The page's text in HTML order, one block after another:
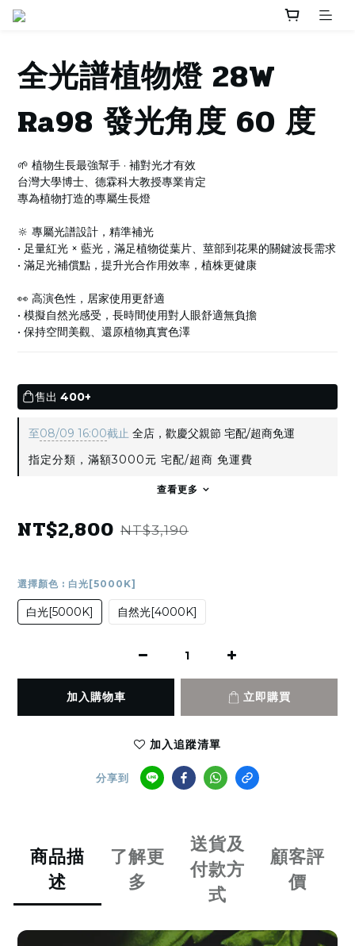
全光譜植物燈 28W
Ra98 發光角度 60 度
🌱 植物生長最強幫手 · 補對光才有效
台灣大學博士、德霖科大教授專業肯定
專為植物打造的專屬生長燈
🔆 專屬光譜設計，精準補光
• 足量紅光 × 藍光，滿足植物從葉片、莖部到花果的關鍵波長需求
• 滿足光補償點，提升光合作用效率，植株更健康
👀 高演色性，居家使用更舒適
• 模擬自然光感受，長時間使用對人眼舒適無負擔
• 保持空間美觀、還原植物真實色澤
售出 400+
至08/09 16:00截止 全店，歡慶父親節 宅配/超商免運
指定分類，滿額3000元 宅配/超商 免運費
查看更多
NT$2,800 NT$3,190
選擇顏色 : 白光[5000K]
白光[5000K] 自然光[4000K]
加入購物車 立即購買
加入追蹤清單
分享到
商品描
述
了解更
多
送貨及
付款方
式
顧客評
價